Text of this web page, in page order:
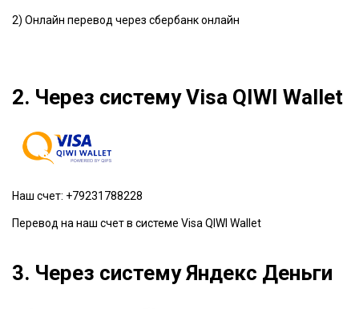
2) Онлайн перевод через сбербанк онлайн
2. Через систему Visa QIWI Wallet
Наш счет: +79231788228
Перевод на наш счет в системе Visa QIWI Wallet
3. Через систему Яндекс Деньги